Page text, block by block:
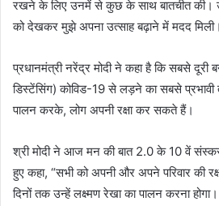
रखने के लिए उनमें से कुछ के साथ बातचीत की।
को देखकर मुझे अपना उत्‍साह बढ़ाने में मदद
प्रधानमंत्री नरेंद्र मोदी ने कहा है कि सबसे दूरी
डिस्‍टेंसिंग) कोविड-19 से लड़ने का सबसे
पालन करके, लोग अपनी रक्षा कर सकते हैं।
श्री मोदी ने आज मन की बात 2.0 के 10 वें
हुए कहा, “सभी को अपनी और अपने परिवार की
दिनों तक उन्हें लक्ष्मण रेखा का पालन करना